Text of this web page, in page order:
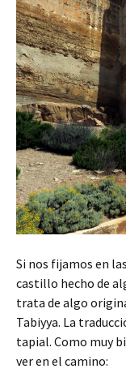
Si nos fijamos en
castillo hecho de
trata de algo
Tabiyya. La
tapial. Como muy
ver en el camino: